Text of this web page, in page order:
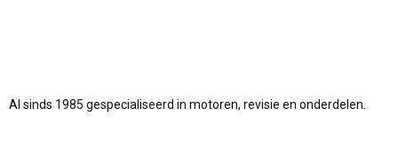
Al sinds 1985 gespecialiseerd in motoren, revisie en onderdelen.